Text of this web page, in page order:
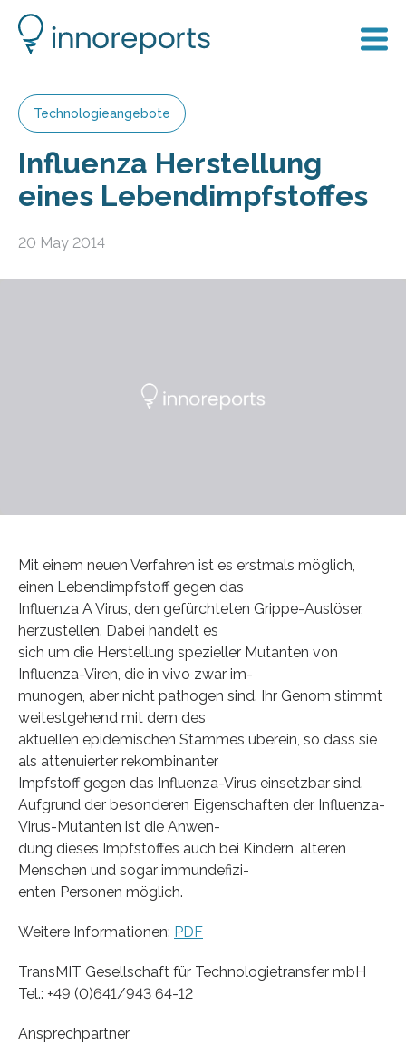
Technologieangebote
Influenza Herstellung
eines Lebendimpfstoffes
20 May 2014
Mit einem neuen Verfahren ist es erstmals möglich,
einen Lebendimpfstoff gegen das
Influenza A Virus, den gefürchteten Grippe-Auslöser,
herzustellen. Dabei handelt es
sich um die Herstellung spezieller Mutanten von
Influenza-Viren, die in vivo zwar im-
munogen, aber nicht pathogen sind. Ihr Genom stimmt
weitestgehend mit dem des
aktuellen epidemischen Stammes überein, so dass sie
als attenuierter rekombinanter
Impfstoff gegen das Influenza-Virus einsetzbar sind.
Aufgrund der besonderen Eigenschaften der Influenza-
Virus-Mutanten ist die Anwen-
dung dieses Impfstoffes auch bei Kindern, älteren
Menschen und sogar immundefizi-
enten Personen möglich.
Weitere Informationen: PDF
TransMIT Gesellschaft für Technologietransfer mbH
Tel.: +49 (0)641/943 64-12
Ansprechpartner